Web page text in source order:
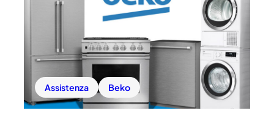
Assistenza Beko